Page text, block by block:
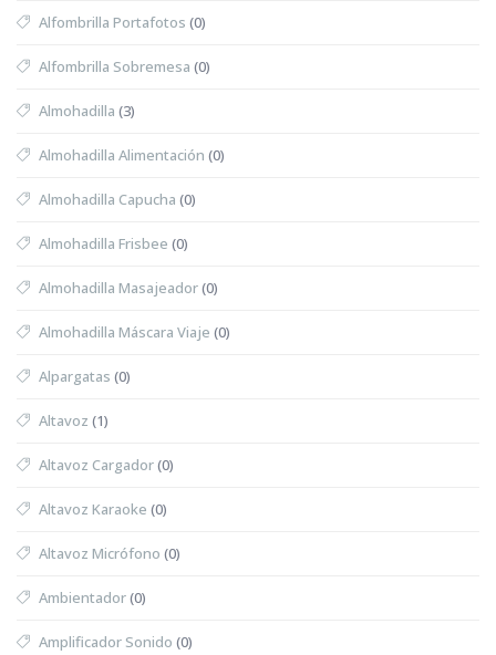
Alfombrilla Portafotos (0)
Alfombrilla Sobremesa (0)
Almohadilla (3)
Almohadilla Alimentación (0)
Almohadilla Capucha (0)
Almohadilla Frisbee (0)
Almohadilla Masajeador(0)
Almohadilla Máscara Viaje (0)
Alpargatas (0)
Altavoz (1)
Altavoz Cargador(0)
Altavoz Karaoke (0)
Altavoz Micrófono (0)
Ambientador(0)
Amplificador Sonido (0)